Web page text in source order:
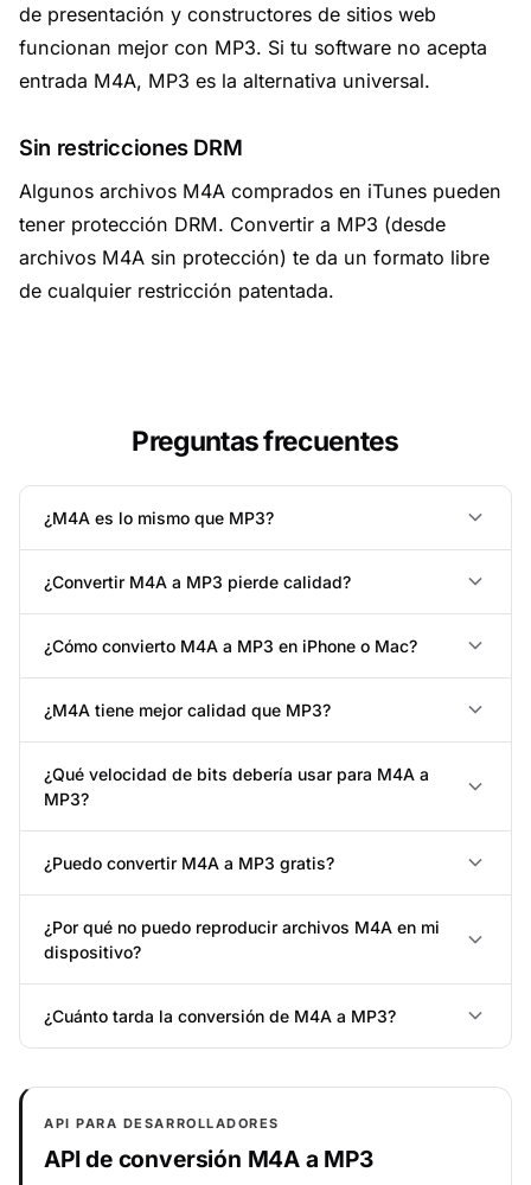
de presentación y constructores de sitios web
funcionan mejor con MP3. Si tu software no acepta
entrada M4A, MP3 es la alternativa universal.
Sin restricciones DRM
Algunos archivos M4A comprados en iTunes pueden
tener protección DRM. Convertir a MP3 (desde
archivos M4A sin protección) te da un formato libre
de cualquier restricción patentada.
Preguntas frecuentes
¿M4A es lo mismo que MP3?
¿Convertir M4A a MP3 pierde calidad?
¿Cómo convierto M4A a MP3 en iPhone o Mac?
¿M4A tiene mejor calidad que MP3?
¿Qué velocidad de bits debería usar para M4A a
MP3?
¿Puedo convertir M4A a MP3 gratis?
¿Por qué no puedo reproducir archivos M4A en mi
dispositivo?
¿Cuánto tarda la conversión de M4A a MP3?
API PARA DESARROLLADORES
API de conversión M4A a MP3